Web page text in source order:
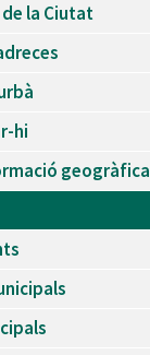
la Ciutat
hi
geogràfica